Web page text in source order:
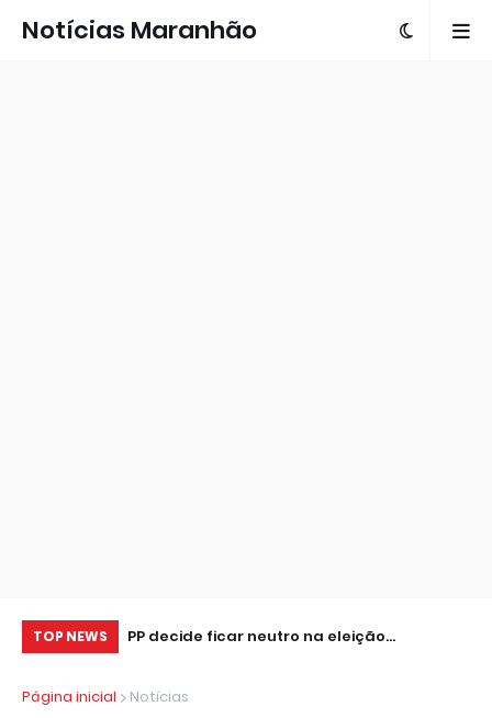
Notícias Maranhão
TOP NEWS
R$ 55,3
PP decide ficar neutro na eleição
Página inicial
Notícias